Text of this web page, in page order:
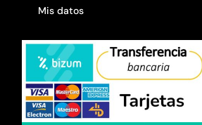
Mis datos